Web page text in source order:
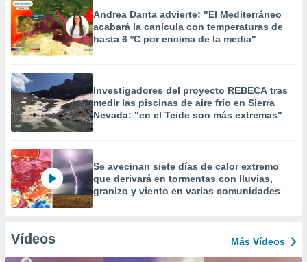
Andrea Danta advierte: "El Mediterráneo
acabará la canícula con temperaturas de
hasta 6 ºC por encima de la media"
Investigadores del proyecto REBECA tras
medir las piscinas de aire frío en Sierra
Nevada: "en el Teide son más extremas"
Se avecinan siete días de calor extremo
que derivará en tormentas con lluvias,
granizo y viento en varias comunidades
Vídeos Más Vídeos